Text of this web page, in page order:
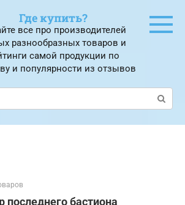
Где купить?
все про производителей
разнообразных товаров и
самой продукции по
и популярности из отзывов
последнего бастиона